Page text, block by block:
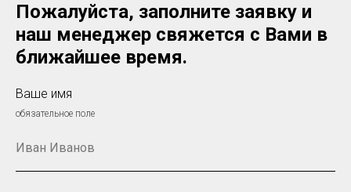
Пожалуйста, заполните заявку и
наш менеджер свяжется с Вами в
ближайшее время.
Ваше имя
обязательное поле